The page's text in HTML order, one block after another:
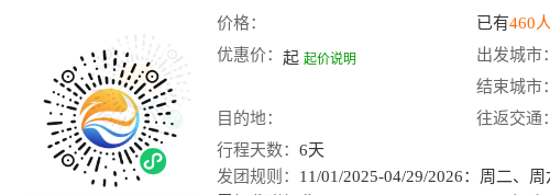
价格： 已有460人
优惠价： 起 起价说明
出发城市：
结束城市：
目的地：
往返交通：
行程天数： 6天
发团规则： 11/01/2025-04/29/2026：周二、